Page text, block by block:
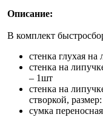
Описание:
В комплект
стенка глухая
стенка на
– 1шт
стенка на
створкой,
сумка